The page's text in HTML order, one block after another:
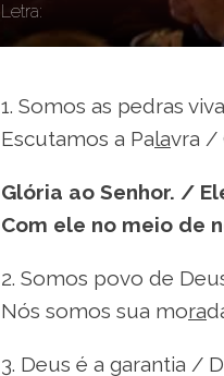
Letra:
1. Somos as pedras
Escutamos a Palavra /
Glória ao Senhor. /
Com ele no meio de
2. Somos povo de
Nós somos sua mora
3. Deus é a garantia /